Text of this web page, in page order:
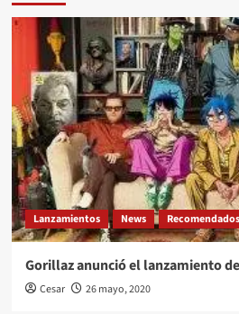
Lanzamientos News Recomendados
Gorillaz anunció el lanzamiento
Cesar 26 mayo, 2020